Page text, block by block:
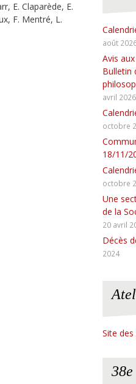
E. Claparède, E.
F. Mentré, L.
août
Avis
Bulletin
avril 2026
octobre
18/11/
octobre
Une
de la
20 avril
Décès
2024
Site des